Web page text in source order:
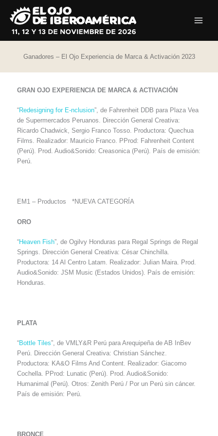
contenido
Ganadores – El Ojo Experiencia de Marca & Activación 2023
GRAN OJO EXPERIENCIA DE MARCA & ACTIVACIÓN
“Redesigning for E-nclusion”, de Fahrenheit DDB para Plaza Vea
de Supermercados Peruanos. Dirección General Creativa:
Ricardo Chadwick, Sergio Franco Tosso. Productora: Quechua
Films. Realizador: Mauricio Franco. PProd: Fahrenheit Content
(Perú). Prod. Audio&Sonido: Creasonica (Perú). País de emisión:
Perú.
EM1 – Productos *NUEVA CATEGORÍA
ORO
“Heaven Fish”, de Ogilvy Honduras para Regal Springs de Regal
Springs. Dirección General Creativa: César Chinchilla.
Productora: 14 Al Centro Latam. Realizador: Julian Maira. Prod.
Audio&Sonido: JSM Music (Estados Unidos). País de emisión:
Honduras.
PLATA
“Bottle Tiles”, de VMLY&R Perú para Arequipeña de AB InBev
Perú. Dirección General Creativa: Christian Sánchez.
Productora: KA&O Films And Content. Realizador: Giacomo
Cochella. PProd: Lunatic (Perú). Prod. Audio&Sonido:
Humanimal (Perú). Otros: Zenith Perú / Por un Perú sin cáncer.
País de emisión: Perú.
BRONCE